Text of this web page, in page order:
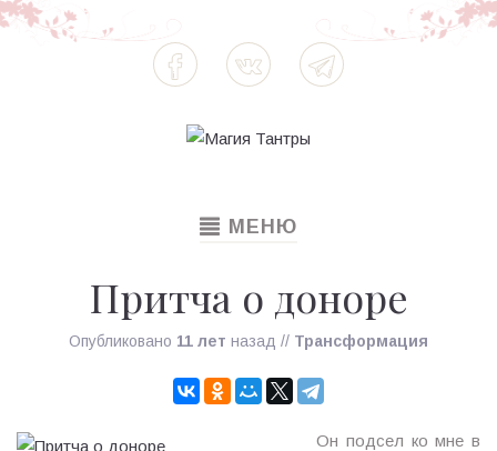
TOGGLE
МЕНЮ
Притча о доноре
Опубликовано 11 лет назад // Трансформация
Он подсел ко мне в